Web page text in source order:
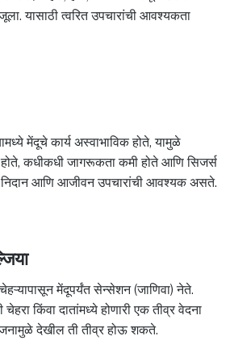
यासाठी त्वरित उपचारांची आवश्यकता
मेंदूचे कार्य अस्वाभाविक होते, यामुळे
कधीकधी जागरूकता कमी होते आणि सिजर्स
आणि आजीवन उपचारांची आवश्यक असते.
मेंदूपर्यंत सेन्सेशन (जाणिवा) नेते.
किंवा दातांमध्ये होणारी एक तीव्र वेदना
देखील ती तीव्र होऊ शकते.